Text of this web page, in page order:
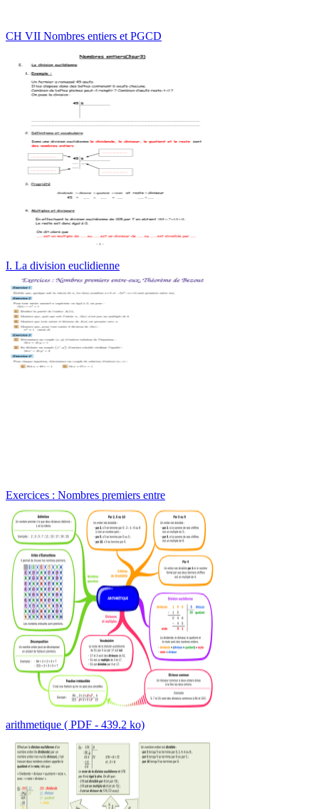
CH VII Nombres entiers et PGCD
I. La division euclidienne
Exercices : Nombres premiers entre
arithmetique ( PDF - 439.2 ko)